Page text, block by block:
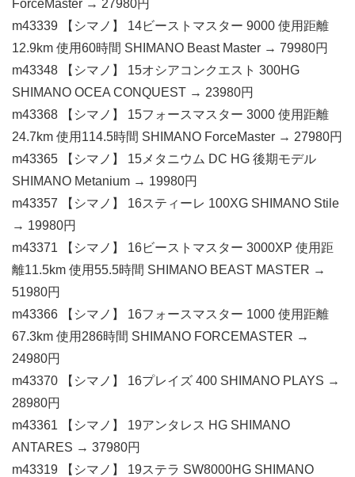
ForceMaster → 27980円
m43339 【シマノ】 14ビーストマスター 9000 使用距離
12.9km 使用60時間 SHIMANO Beast Master → 79980円
m43348 【シマノ】 15オシアコンクエスト 300HG
SHIMANO OCEA CONQUEST → 23980円
m43368 【シマノ】 15フォースマスター 3000 使用距離
24.7km 使用114.5時間 SHIMANO ForceMaster → 27980円
m43365 【シマノ】 15メタニウム DC HG 後期モデル
SHIMANO Metanium → 19980円
m43357 【シマノ】 16スティーレ 100XG SHIMANO Stile
→ 19980円
m43371 【シマノ】 16ビーストマスター 3000XP 使用距
離11.5km 使用55.5時間 SHIMANO BEAST MASTER →
51980円
m43366 【シマノ】 16フォースマスター 1000 使用距離
67.3km 使用286時間 SHIMANO FORCEMASTER →
24980円
m43370 【シマノ】 16プレイズ 400 SHIMANO PLAYS →
28980円
m43361 【シマノ】 19アンタレス HG SHIMANO
ANTARES → 37980円
m43319 【シマノ】 19ステラ SW8000HG SHIMANO